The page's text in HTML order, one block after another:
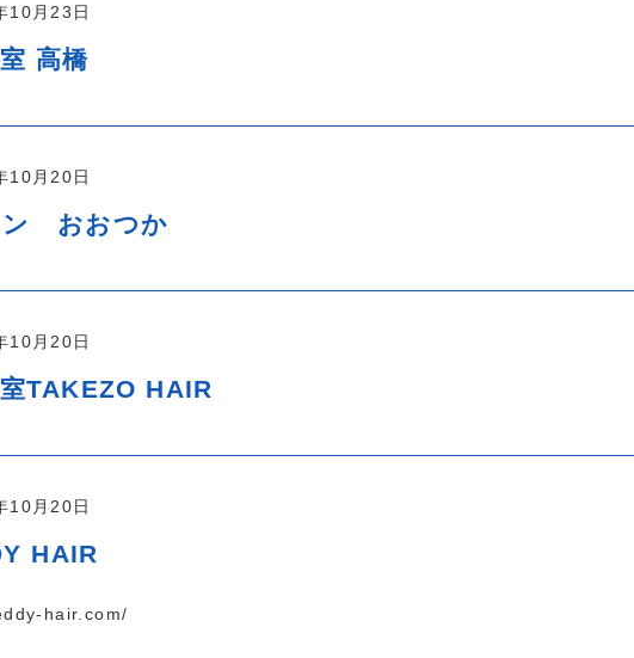
10月23日
高橋
10月20日
ン おおつか
10月20日
TAKEZO HAIR
10月20日
HAIR
hair.com/